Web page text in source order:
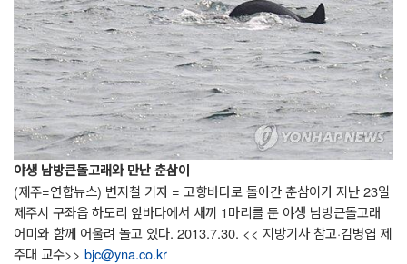
야생 남방큰돌고래와 만난 춘삼이
(제주=연합뉴스) 변지철 기자 = 고향바다로 돌아간 춘삼이가 지난 23일
제주시 구좌읍 하도리 앞바다에서 새끼 1마리를 둔 야생 남방큰돌고래
어미와 함께 어울려 놀고 있다. 2013.7.30. << 지방기사 참고·김병엽 제
주대 교수>> bjc@yna.co.kr